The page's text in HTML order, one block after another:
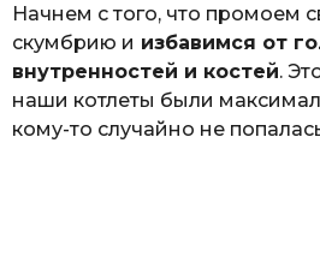
Начнем с того, что промоем
скумбрию и избавимся от
внутренностей и костей.
наши котлеты были
кому-то случайно не